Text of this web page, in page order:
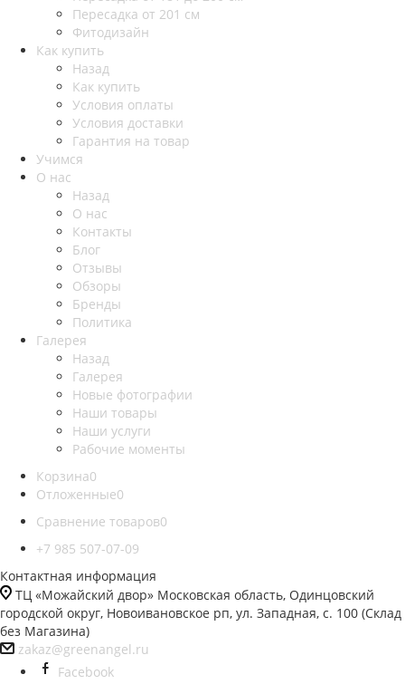
Пересадка от 201 см
Фитодизайн
Как купить
Назад
Как купить
Условия оплаты
Условия доставки
Гарантия на товар
Учимся
О нас
Назад
О нас
Контакты
Блог
Отзывы
Обзоры
Бренды
Политика
Галерея
Назад
Галерея
Новые фотографии
Наши товары
Наши услуги
Рабочие моменты
Корзина0
Отложенные0
Сравнение товаров0
+7 985 507-07-09
Контактная информация
ТЦ «Можайский двор» Московская область, Одинцовский
городской округ, Новоивановское рп, ул. Западная, с. 100 (Склад
без Магазина)
zakaz@greenangel.ru
Facebook